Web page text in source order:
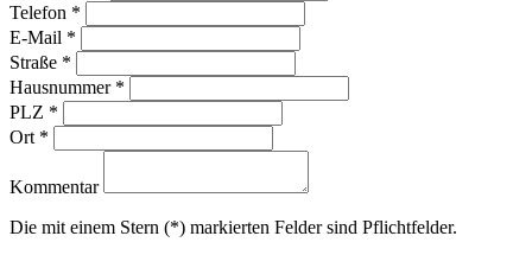
Telefon *
E-Mail *
Straße *
Hausnummer *
PLZ *
Ort *
Kommentar
Die mit einem Stern (*) markierten Felder sind Pflichtfelder.